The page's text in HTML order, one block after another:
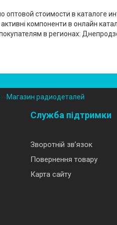
оптовой стоимости в
компоненти в онлайн
в регионах:
Магазин радиодеталей
Служба підтримки
Зворотній зв’язок
Повернення товару
Карта сайту